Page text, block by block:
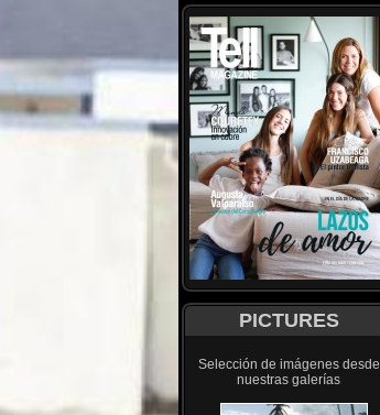
PICTURES
Selección de imágenes desde
nuestras galerías